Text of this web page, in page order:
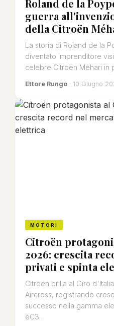
Roland de la
guerra
della Citroën
La storia di Roland de la
diventato imprenditore
celebre Citroën Méhari in
Ettore Rungo · 10 Giugno
MOTORI
Citroën
2026: crescita
privati e spinta
Citroën brilla al Giro
Aircross, registrando
successo nella gamma
ëC3…